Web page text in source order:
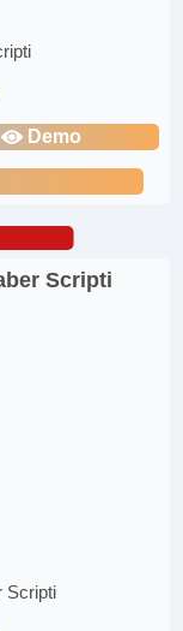
Demo
Scripti